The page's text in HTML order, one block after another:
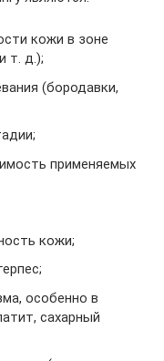
кожи в зоне
т. д.);
(бородавки,
применяемых
кожи;
особенно в
сахарный